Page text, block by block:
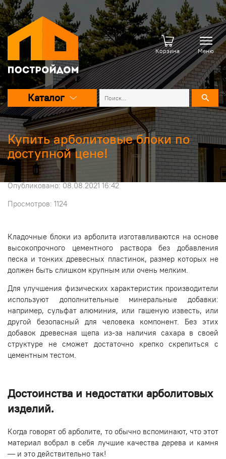
Корзина Меню
Каталог
Купить арболитовые блоки по
доступной цене!
Опубликовано: 08.08.2021 16:42
Просмотров: 1124
Кладочные блоки из арболита изготавливаются на основе
высокопрочного цементного раствора без добавления
песка и тонких древесных пластинок, размер которых не
должен быть слишком крупным или очень мелким.
Для улучшения физических характеристик производители
используют дополнительные минеральные добавки:
например, сульфат алюминия, или гашеную известь, или
другой безопасный для человека компонент. Без этих
добавок древесная щепа из-за наличия сахара в своей
структуре не сможет достаточно крепко скрепиться с
цементным тестом.
Достоинства и недостатки арболитовых
изделий.
Когда говорят об арболите, то обычно вспоминают, что этот
материал вобрал в себя лучшие качества дерева и камня
— и это действительно так!